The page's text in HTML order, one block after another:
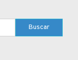
Buscar: